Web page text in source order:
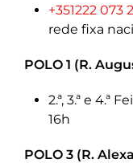
+351222 073
rede fixa
POLO 1 (R.
2.ª, 3.ª e 4.ª
16h
POLO 3 (R.